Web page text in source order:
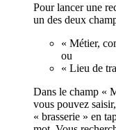
Pour lancer une
un des deux
« Métier,
ou
« Lieu de
Dans le champ «
vous pouvez
« brasserie » en